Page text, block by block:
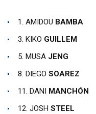
1. AMIDOU BAMBA
3. KIKO GUILLEM
5. MUSA JENG
8. DIEGO SOAREZ
11. DANI MANCHÓN
12. JOSH STEEL